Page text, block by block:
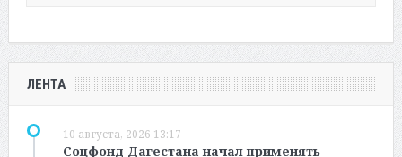
ЛЕНТА
10 августа, 2026 13:17
Соцфонд Дагестана начал применять